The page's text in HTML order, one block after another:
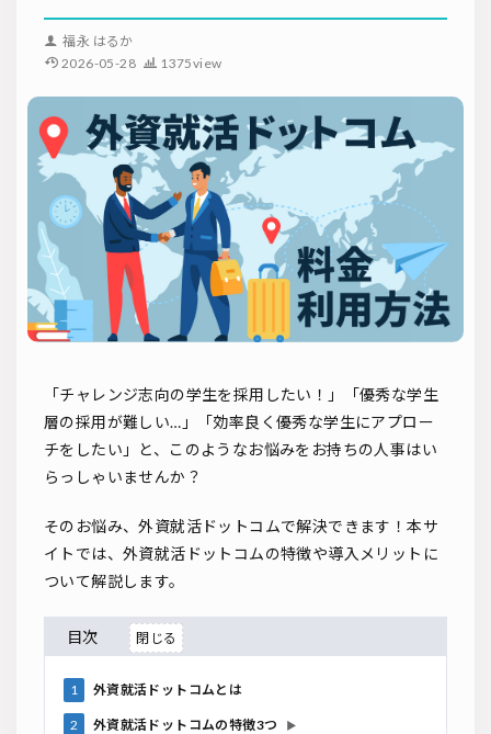
福永 はるか
2026-05-28
1375view
「チャレンジ志向の学生を採用したい！」「優秀な学生
層の採用が難しい…」「効率良く優秀な学生にアプロー
チをしたい」と、このようなお悩みをお持ちの人事はい
らっしゃいませんか？
そのお悩み、外資就活ドットコムで解決できます！本サ
イトでは、外資就活ドットコムの特徴や導入メリットに
ついて解説します。
目次
1 外資就活ドットコムとは
2 外資就活ドットコムの特徴3つ ▶
採用コンサルティング
採用動向
Iターン・Uターン
適性検査
新人研修
ソーシャルリクルーティング
入社式 AI・RPA
検索
お問い合わせ